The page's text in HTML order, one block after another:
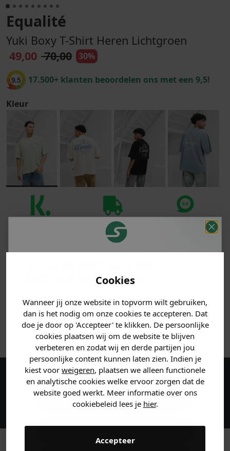
Cookies
Wanneer jij onze website in topvorm wilt gebruiken,
dan is het nodig om onze cookies te accepteren. Dat
doe je door op 'Accepteer' te klikken. De persoonlijke
cookies plaatsen wij om de website te blijven
verbeteren en zodat wij en derde partijen jou
persoonlijke content kunnen laten zien. Indien je
kiest voor weigeren, plaatsen we alleen functionele
en analytische cookies welke ervoor zorgen dat de
website goed werkt. Meer informatie over ons
cookiebeleid lees je hier.
Accepteer
Equalité
Yuki Boxy T-Shirt Heren Lichtgroen
49,00 70,00 30%
9.5 17.500+ klanten beoordelen ons met een 9,5!
Kleur
Voor 23:59 besteld
is morgen in huis!*
beoordelen ons
MATERIAAL & WASVOORSCHRIFT
ANDERE BESTELDEN OOK
Maak een account aan en ontvang 5%
korting op je eerste bestelling!
korting ontvangen!
Vertel ons waar je naar op
zoek bent en claim direct
jouwkorting.
Heren kleding
Dames kleding
Kids kleding